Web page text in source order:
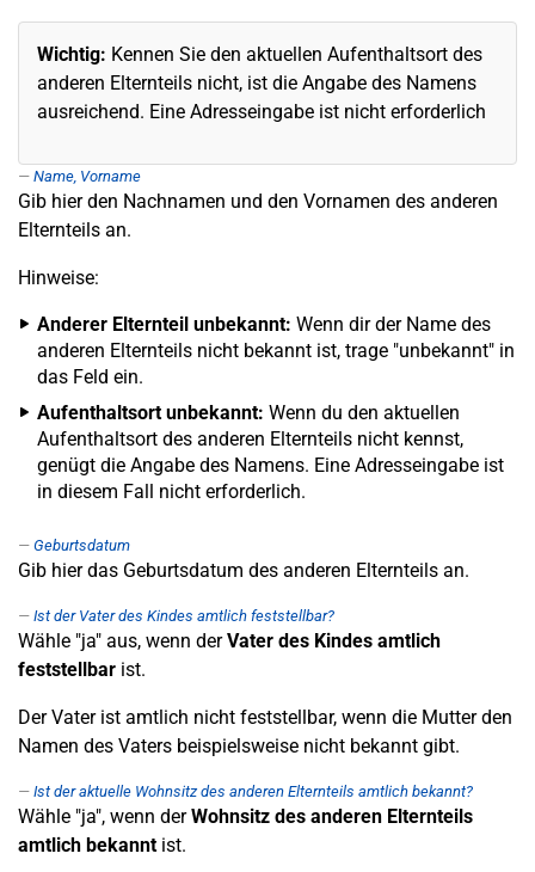
Wichtig: Kennen Sie den aktuellen Aufenthaltsort des
anderen Elternteils nicht, ist die Angabe des Namens
ausreichend. Eine Adresseingabe ist nicht erforderlich
Name, Vorname
Gib hier den Nachnamen und den Vornamen des anderen
Elternteils an.
Hinweise:
Anderer Elternteil unbekannt: Wenn dir der Name des
anderen Elternteils nicht bekannt ist, trage "unbekannt" in
das Feld ein.
Aufenthaltsort unbekannt: Wenn du den aktuellen
Aufenthaltsort des anderen Elternteils nicht kennst,
genügt die Angabe des Namens. Eine Adresseingabe ist
in diesem Fall nicht erforderlich.
Geburtsdatum
Gib hier das Geburtsdatum des anderen Elternteils an.
Ist der Vater des Kindes amtlich feststellbar?
Wähle "ja" aus, wenn derVater des Kindes amtlich
feststellbar ist.
Der Vater ist amtlich nicht feststellbar, wenn die Mutter den
Namen des Vaters beispielsweise nicht bekannt gibt.
Ist der aktuelle Wohnsitz des anderen Elternteils amtlich bekannt?
Wähle "ja", wenn derWohnsitz des anderen Elternteils
amtlich bekannt ist.